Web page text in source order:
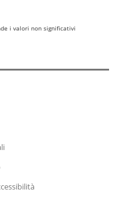
i valori non significativi